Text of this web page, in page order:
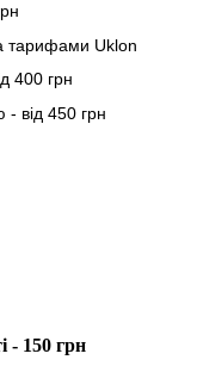
тарифами Uklon
400 грн
від 450 грн
- 150 грн